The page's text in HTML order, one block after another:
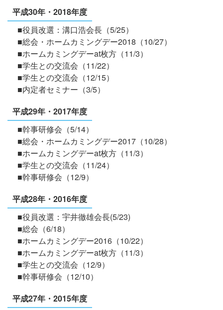
平成30年・2018年度
■役員改選：溝口浩会長（5/25）
■総会・ホームカミングデー2018（10/27）
■ホームカミングデーat枚方（11/3）
■学生との交流会（11/22）
■学生との交流会（12/15）
■内定者セミナー（3/5）
平成29年・2017年度
■幹事研修会（5/14）
■総会・ホームカミングデー2017（10/28）
■ホームカミングデーat枚方（11/3）
■学生との交流会（11/24）
■幹事研修会（12/9）
平成28年・2016年度
■役員改選：宇井徹雄会長(5/23)
■総会（6/18）
■ホームカミングデー2016（10/22）
■ホームカミングデーat枚方（11/3）
■学生との交流会（12/9）
■幹事研修会（12/10）
平成27年・2015年度